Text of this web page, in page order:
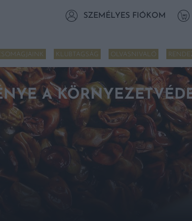
SZEMÉLYES FIÓKOM
KLUBTAGSÁG OLVASNIVALÓ
A